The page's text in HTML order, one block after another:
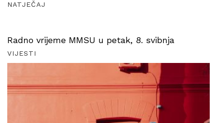
NATJEČAJ
Radno vrijeme MMSU u petak, 8. svibnja
VIJESTI